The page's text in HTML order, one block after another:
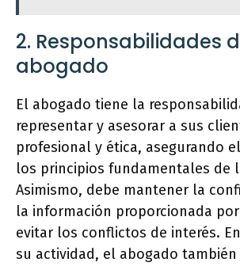
2. Responsabilidades
abogado
El abogado tiene la
representar y asesorar a sus
profesional y ética, asegurando
los principios fundamentales de
Asimismo, debe mantener la
la información proporcionada
evitar los conflictos de interés.
su actividad, el abogado